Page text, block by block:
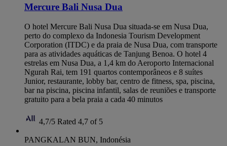
Mercure Bali Nusa Dua
O hotel Mercure Bali Nusa Dua situada-se em Nusa Dua,
perto do complexo da Indonesia Tourism Development
Corporation (ITDC) e da praia de Nusa Dua, com transporte
para as atividades aquáticas de Tanjung Benoa. O hotel 4
estrelas em Nusa Dua, a 1,4 km do Aeroporto Internacional
Ngurah Rai, tem 191 quartos contemporâneos e 8 suítes
Junior, restaurante, lobby bar, centro de fitness, spa, piscina,
bar na piscina, piscina infantil, salas de reuniões e transporte
gratuito para a bela praia a cada 40 minutos
4,7/5 Rated 4,7 of 5
PANGKALAN BUN, Indonésia